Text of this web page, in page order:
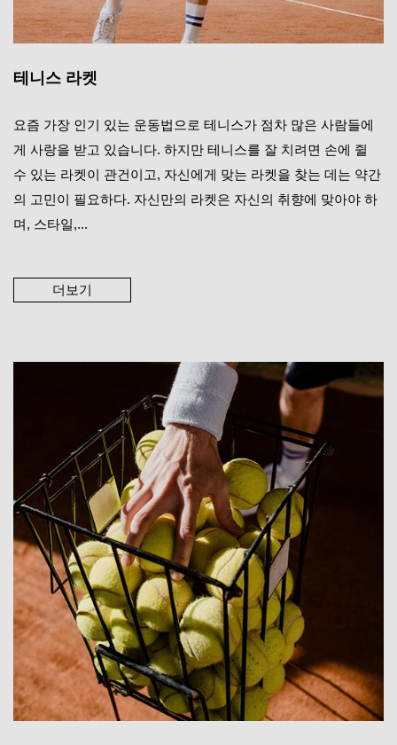
테니스 라켓
요즘 가장 인기 있는 운동법으로 테니스가 점차 많은 사람들에
게 사랑을 받고 있습니다. 하지만 테니스를 잘 치려면 손에 쥘
수 있는 라켓이 관건이고, 자신에게 맞는 라켓을 찾는 데는 약간
의 고민이 필요하다. 자신만의 라켓은 자신의 취향에 맞아야 하
며, 스타일,...
더보기